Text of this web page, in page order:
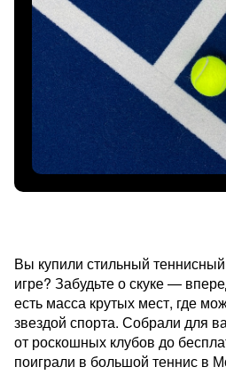
Вы купили стильный
игре? Забудьте о скуке —
есть масса крутых мест, где
звездой спорта. Собрали для
от роскошных клубов до
поиграли в большой теннис в